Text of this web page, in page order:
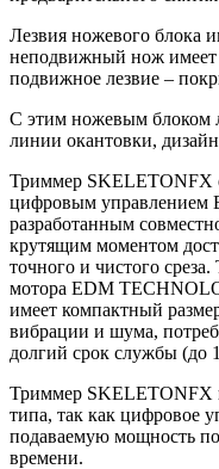
Лезвия ножевого блока
неподвижный нож
подвижное лезвие –
С этим ножевым блоком
линии окантовки,
Триммер SKELETONFX
цифровым управлением
разработанным
крутящим моментом
точного и чистого
мотора EDM
имеет компактный
вибрации и шума,
долгий срок службы (до
Триммер SKELETONFX
типа, так как цифровое
подаваемую мощность
времени.